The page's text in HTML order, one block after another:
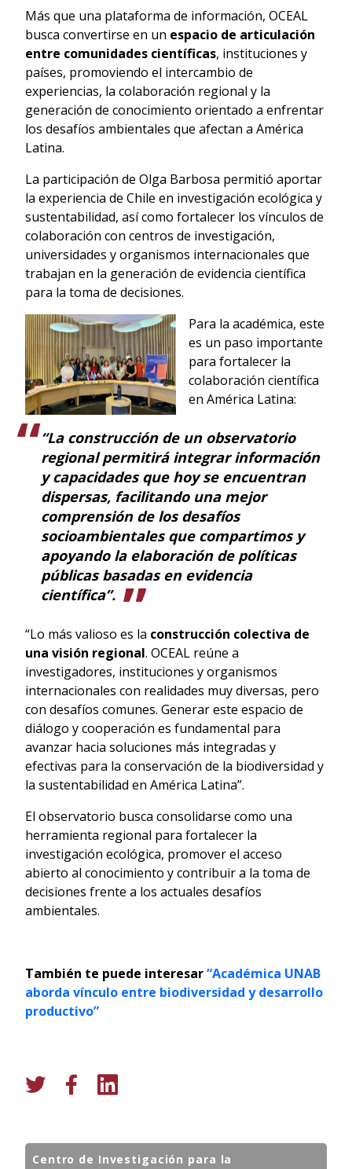
Más que una plataforma de información, OCEAL
busca convertirse en un espacio de articulación
entre comunidades científicas, instituciones y
países, promoviendo el intercambio de
experiencias, la colaboración regional y la
generación de conocimiento orientado a enfrentar
los desafíos ambientales que afectan a América
Latina.
La participación de Olga Barbosa permitió aportar
la experiencia de Chile en investigación ecológica y
sustentabilidad, así como fortalecer los vínculos de
colaboración con centros de investigación,
universidades y organismos internacionales que
trabajan en la generación de evidencia científica
para la toma de decisiones.
Para la académica, este
es un paso importante
para fortalecer la
colaboración científica
en América Latina:
“La construcción de un observatorio
regional permitirá integrar información
y capacidades que hoy se encuentran
dispersas, facilitando una mejor
comprensión de los desafíos
socioambientales que compartimos y
apoyando la elaboración de políticas
públicas basadas en evidencia
científica”.
“Lo más valioso es la construcción colectiva de
una visión regional. OCEAL reúne a
investigadores, instituciones y organismos
internacionales con realidades muy diversas, pero
con desafíos comunes. Generar este espacio de
diálogo y cooperación es fundamental para
avanzar hacia soluciones más integradas y
efectivas para la conservación de la biodiversidad y
la sustentabilidad en América Latina”.
El observatorio busca consolidarse como una
herramienta regional para fortalecer la
investigación ecológica, promover el acceso
abierto al conocimiento y contribuir a la toma de
decisiones frente a los actuales desafíos
ambientales.
También te puede interesar“Académica UNAB
aborda vínculo entre biodiversidad y desarrollo
productivo”
Centro de Investigación para la